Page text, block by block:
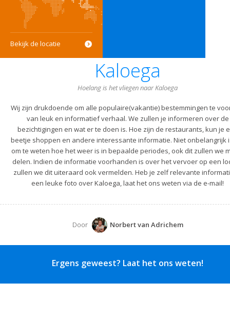
Bekijk de locatie
Kaloega
Hoelang is het vliegen naar Kaloega
Wij zijn drukdoende om alle populaire(vakantie) bestemmingen te
van leuk en informatief verhaal. We zullen je informeren over de
bezichtigingen en wat er te doen is. Hoe zijn de restaurants, kun je
beetje shoppen en andere interessante informatie. Niet onbelangrijk
om te weten hoe het weer is in bepaalde periodes, ook dit zullen we
delen. Indien de informatie voorhanden is over het vervoer op een
zullen we dit uiteraard ook vermelden. Heb je zelf relevante
een leuke foto over Kaloega, laat het ons weten via de e-mail!
Door Norbert van Adrichem
Ergens geweest? Laat het ons weten!